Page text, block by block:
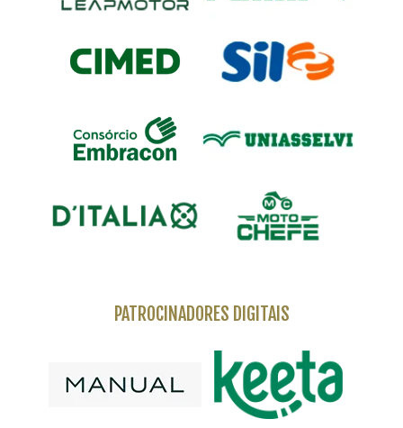
PATROCINADORES DIGITAIS